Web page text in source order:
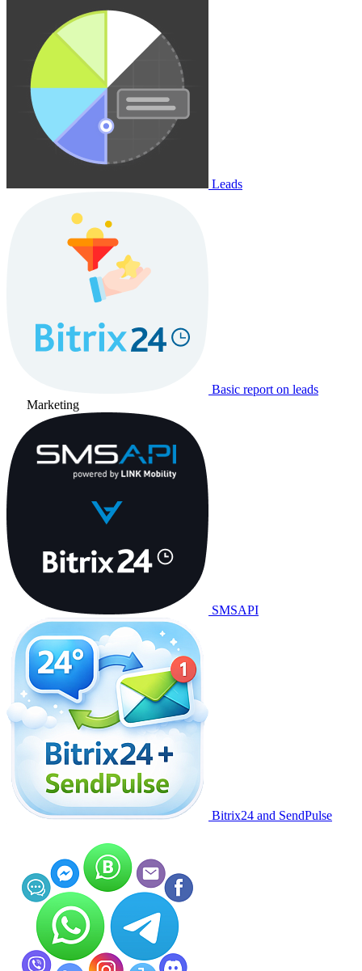
Leads
Basic report on leads
Marketing
SMSAPI
Bitrix24 and SendPulse